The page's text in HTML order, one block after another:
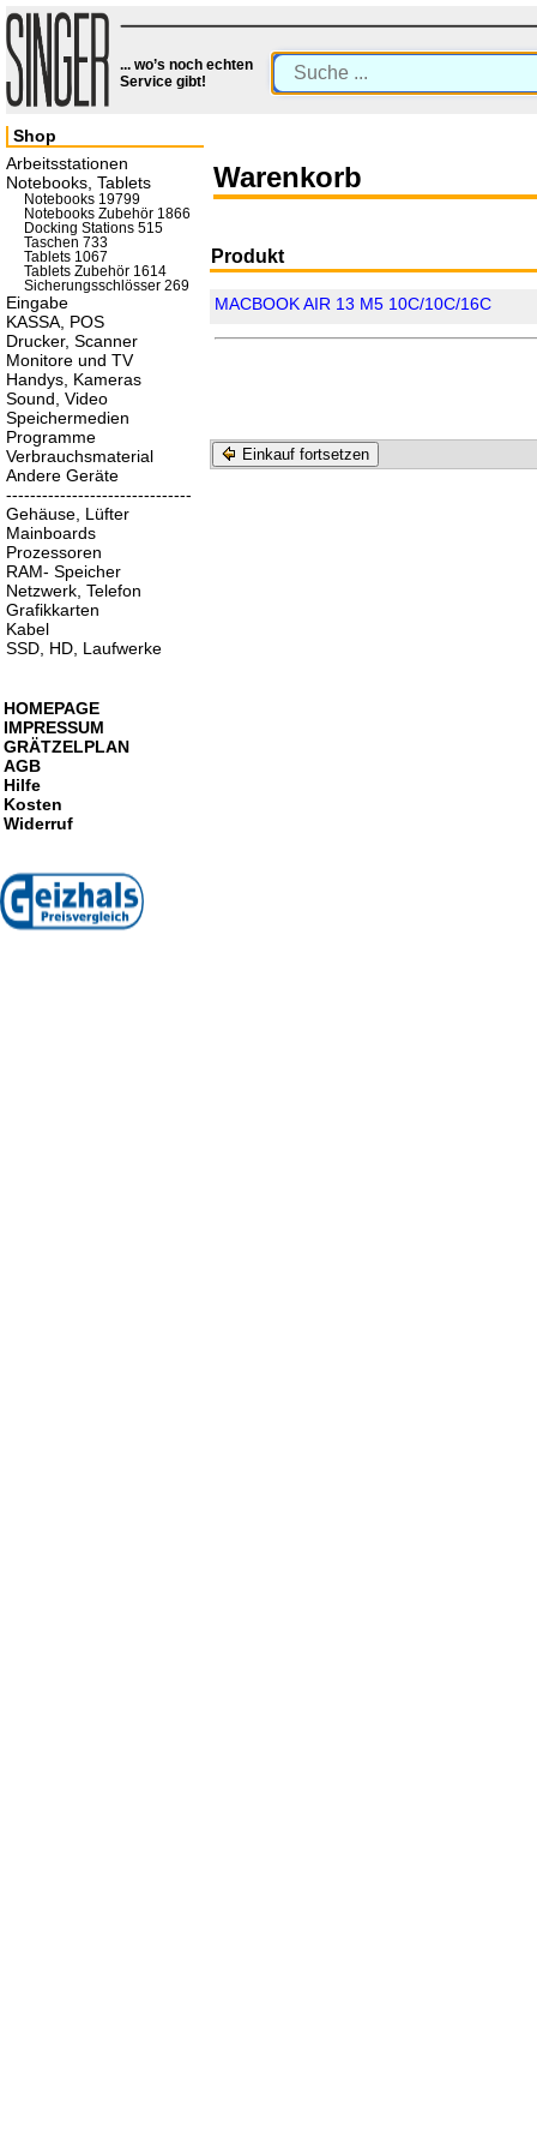
... wo’s noch echten
Service gibt!
Warenkorb
Produkt
MACBOOK AIR 13 M5 10C/10C/16C
Einkauf fortsetzen
Shop
Arbeitsstationen
Notebooks, Tablets
Notebooks 19799
Notebooks Zubehör 1866
Docking Stations 515
Taschen 733
Tablets 1067
Tablets Zubehör 1614
Sicherungsschlösser 269
Eingabe
KASSA, POS
Drucker, Scanner
Monitore und TV
Handys, Kameras
Sound, Video
Speichermedien
Programme
Verbrauchsmaterial
Andere Geräte
-------------------------------
Gehäuse, Lüfter
Mainboards
Prozessoren
RAM- Speicher
Netzwerk, Telefon
Grafikkarten
Kabel
SSD, HD, Laufwerke
HOMEPAGE
IMPRESSUM
GRÄTZELPLAN
AGB
Hilfe
Kosten
Widerruf